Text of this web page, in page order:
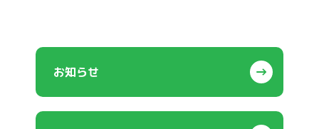
お知らせ